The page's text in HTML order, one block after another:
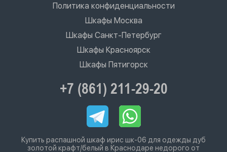
Политика конфиденциальности
Шкафы Москва
Шкафы Санкт-Петербург
Шкафы Красноярск
Шкафы Пятигорск
+7 (861) 211-29-20
Купить распашной шкаф ирис шк-06 для одежды дуб
золотой крафт/белый в Краснодаре недорого от